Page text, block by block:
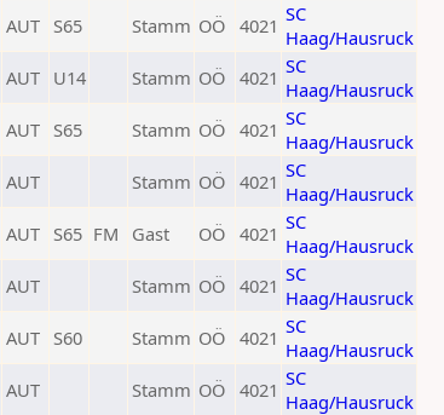
AUT S65 Stamm OÖ 4021 SC
Haag/Hausruck
AUT U14 Stamm OÖ 4021 SC
Haag/Hausruck
AUT S65 Stamm OÖ 4021 SC
Haag/Hausruck
AUT Stamm OÖ 4021 SC
Haag/Hausruck
AUT S65 FM Gast OÖ 4021 SC
Haag/Hausruck
AUT Stamm OÖ 4021 SC
Haag/Hausruck
AUT S60 Stamm OÖ 4021 SC
Haag/Hausruck
AUT Stamm OÖ 4021 SC
Haag/Hausruck